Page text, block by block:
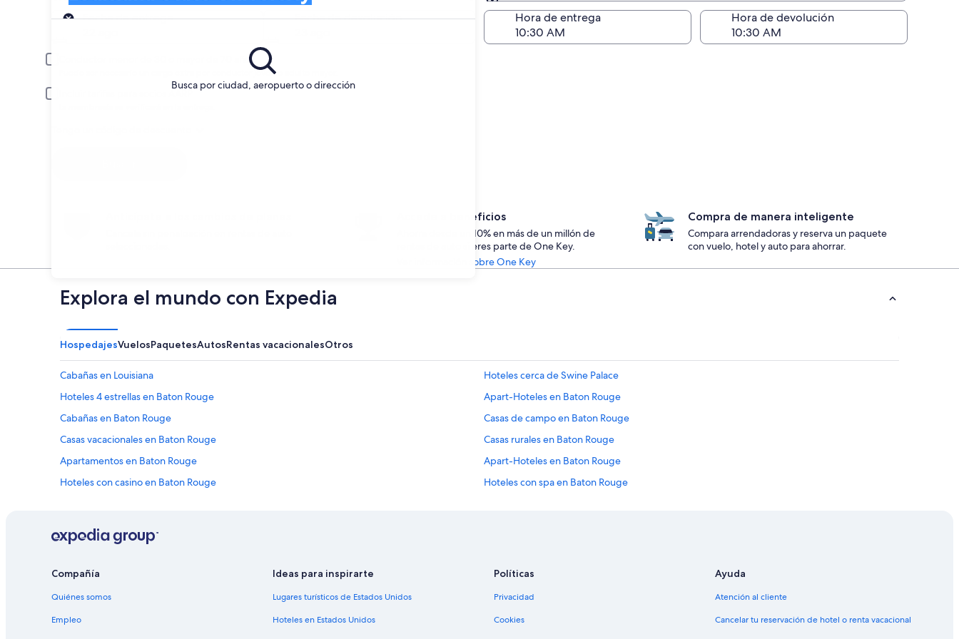
Busca por ciudad, aeropuerto o dirección
Entrega
Devolución (igual a la entrega)
Fecha de entrega
Fecha de devolución
Hora de entrega Hora de devolución
Conductor menor de 30 o mayor de 70 años
Puede ser necesario un cargo extra por conductor joven o adulto mayor.
Accede a beneficios
Ahorra desde un 10% en más de un millón de
rentas de auto si eres parte de One Key.
Ver información sobre One Key
Compra de manera inteligente
Compara arrendadoras y reserva un paquete
con vuelo, hotel y auto para ahorrar.
Explora el mundo con Expedia
HospedajesVuelosPaquetesAutosRentas vacacionalesOtros
Cabañas en Louisiana
Hoteles cerca de Swine Palace
Hoteles 4 estrellas en Baton Rouge
Apart-Hoteles en Baton Rouge
Cabañas en Baton Rouge
Casas de campo en Baton Rouge
Casas vacacionales en Baton Rouge
Casas rurales en Baton Rouge
Apartamentos en Baton Rouge
Apart-Hoteles en Baton Rouge
Hoteles con casino en Baton Rouge
Hoteles con spa en Baton Rouge
Hoteles históricos en Baton Rouge
Hoteles baratos en Baton Rouge
Hoteles boutique en Baton Rouge
Compañía
Quiénes somos
Empleo
Ideas para inspirarte
Lugares turísticos de Estados Unidos
Hoteles en Estados Unidos
Políticas
Privacidad
Cookies
Ayuda
Atención al cliente
Cancelar tu reservación de hotel o renta vacacional